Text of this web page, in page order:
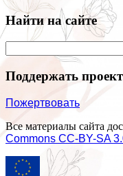
Найти на сайте
Поддержать проект
Пожертвовать
Все материалы сайта
Commons СС-BY-SA